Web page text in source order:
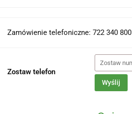
Zamówienie telefoniczne: 722 340 800
Zostaw telefon
Wyślij